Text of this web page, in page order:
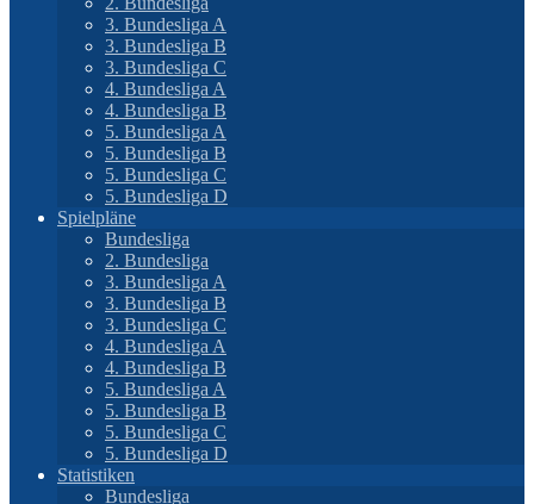
3. Bundesliga A
3. Bundesliga B
3. Bundesliga C
4. Bundesliga A
4. Bundesliga B
5. Bundesliga A
5. Bundesliga B
5. Bundesliga C
5. Bundesliga D
Spielpläne
Bundesliga
2. Bundesliga
3. Bundesliga A
3. Bundesliga B
3. Bundesliga C
4. Bundesliga A
4. Bundesliga B
5. Bundesliga A
5. Bundesliga B
5. Bundesliga C
5. Bundesliga D
Statistiken
Bundesliga